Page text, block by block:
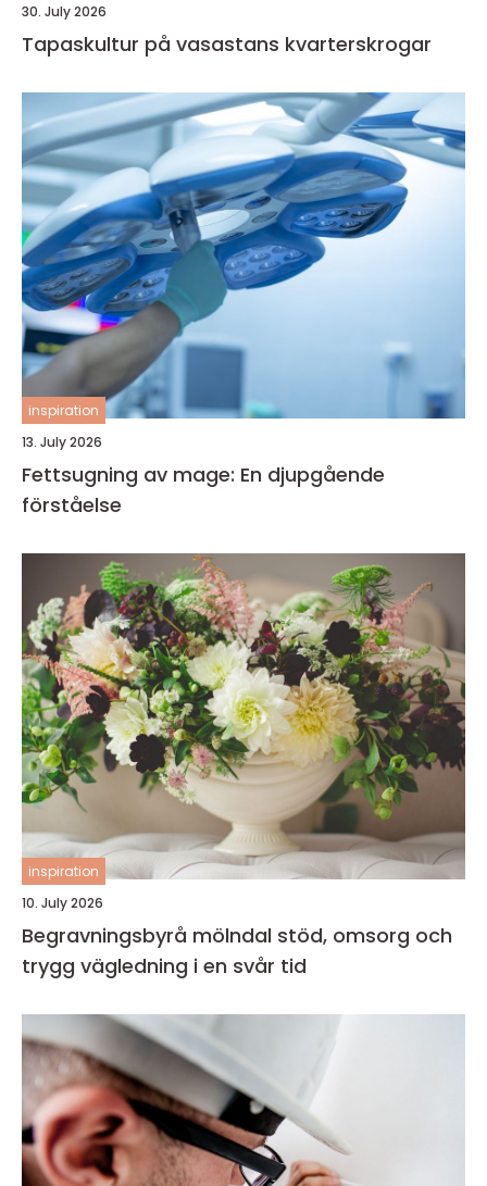
30. July 2026
Tapaskultur på vasastans kvarterskrogar
inspiration
13. July 2026
Fettsugning av mage: En djupgående
förståelse
inspiration
10. July 2026
Begravningsbyrå mölndal stöd, omsorg och
trygg vägledning i en svår tid